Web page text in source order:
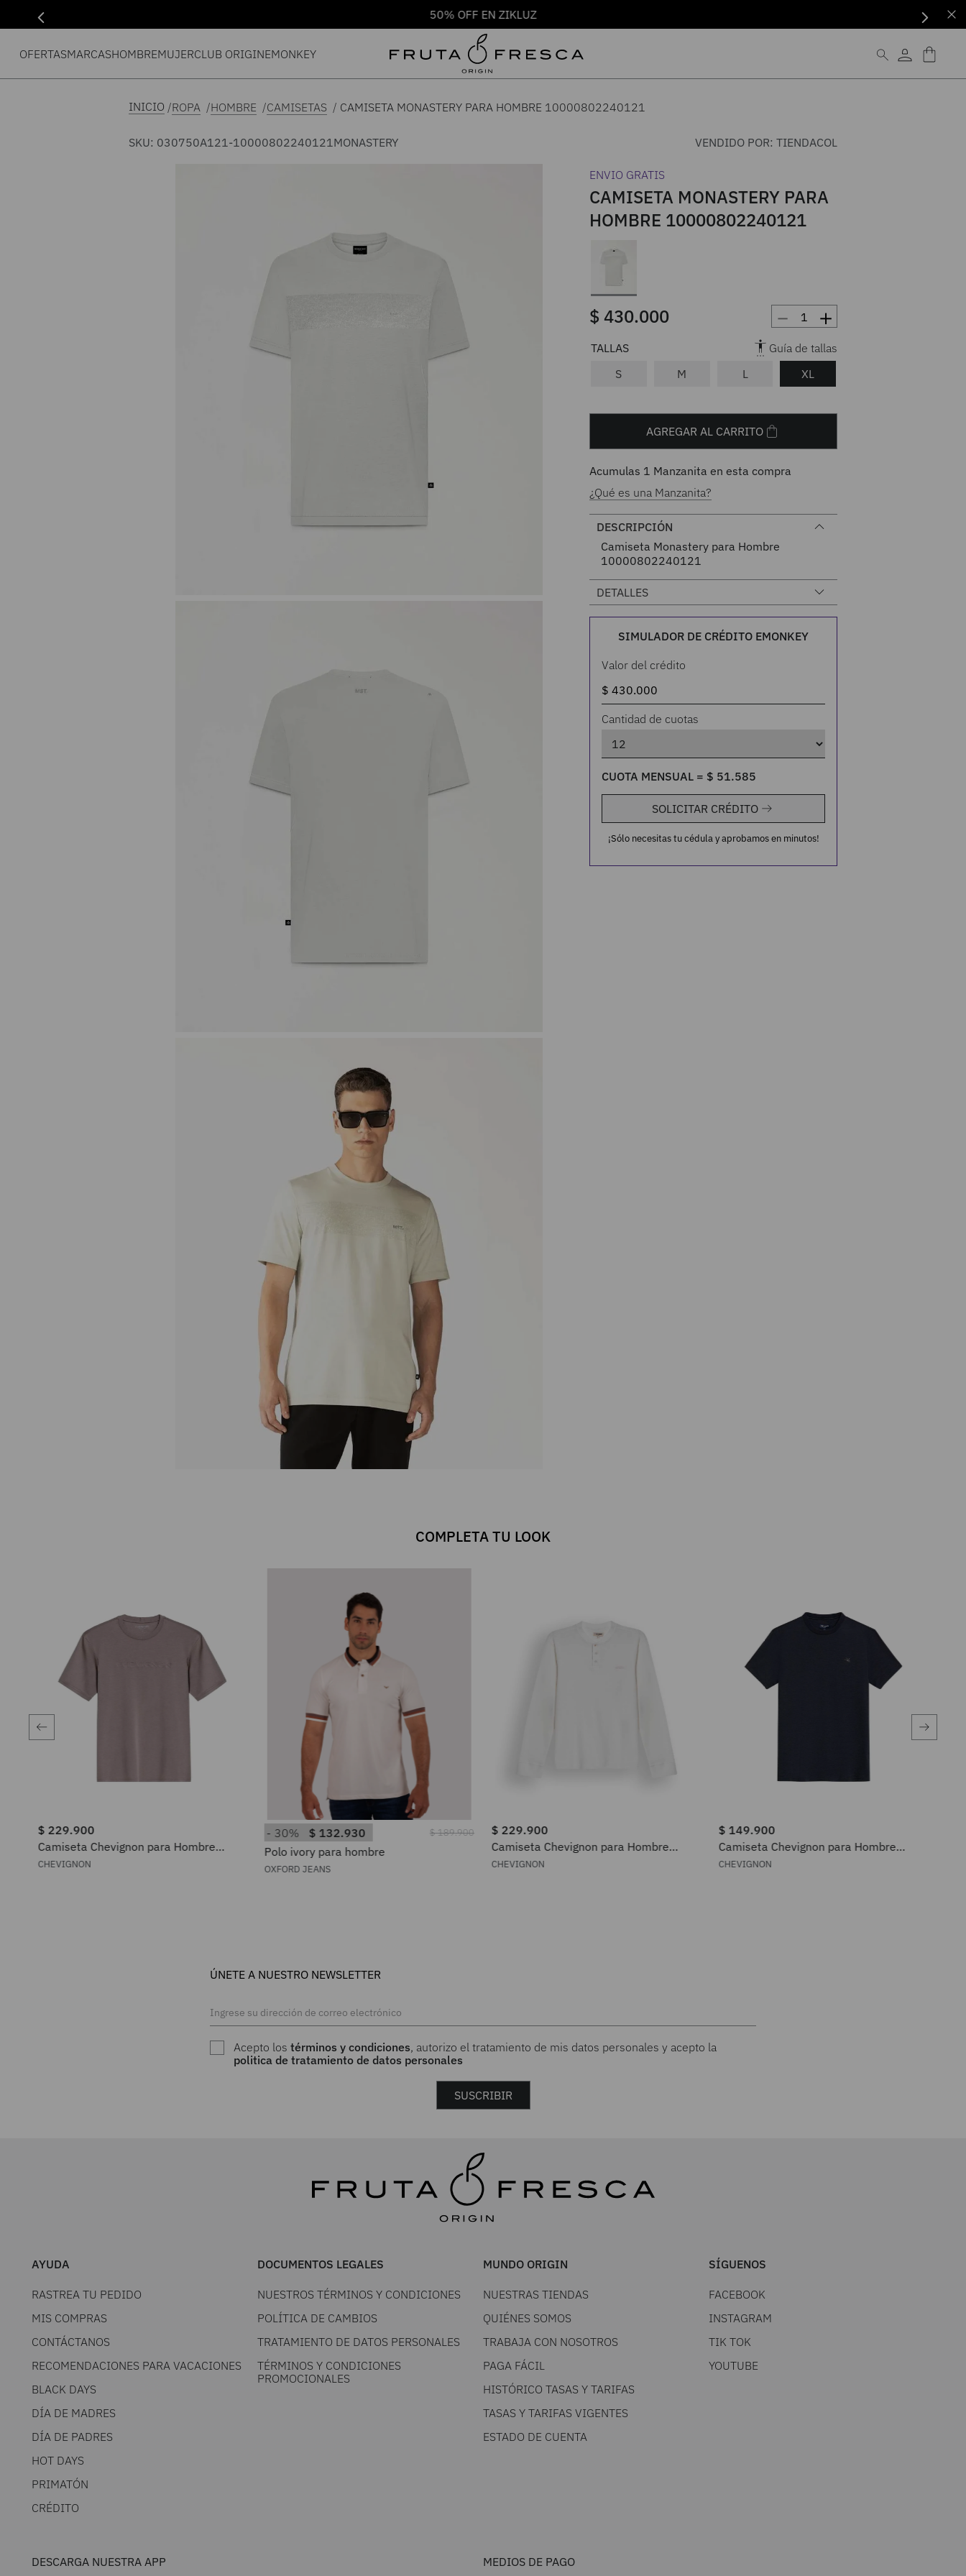
50% OFF EN ZIKLUZ
OFERTASMARCASHOMBREMUJERCLUB ORIGINEMONKEY
ROPA HOMBRE CAMISETAS CAMISETA MONASTERY PARA HOMBRE 10000802240121
SKU: 030750A121-10000802240121MONASTERY VENDIDO POR:TIENDACOL
ENVIO GRATIS
CAMISETA MONASTERY PARA
HOMBRE 10000802240121
$ 430.000 ＋
－
L
M
S XL
Guía de tallas
AGREGAR AL CARRITO
Acumulas 1 Manzanita en esta compra
¿Qué es una Manzanita?
DESCRIPCIÓN
Camiseta Monastery para Hombre
10000802240121
DETALLES
SIMULADOR DE CRÉDITO EMONKEY
Valor del crédito
Cantidad de cuotas
CUOTA MENSUAL = $ 51.585
SOLICITAR CRÉDITO
¡Sólo necesitas tu cédula y aprobamos en minutos!
COMPLETA TU LOOK
$ 229.900
Camiseta Chevignon para Hombre
642H024
CHEVIGNON
30% $ 132.930 $189.900
Polo ivory para hombre
OXFORD JEANS
$ 229.900
Camiseta Chevignon para Hombre
641H019
CHEVIGNON
$ 149.900
Camiseta Chevignon para Hombre
641H040
CHEVIGNON
ÚNETE A NUESTRO NEWSLETTER
Acepto lostérminos y condiciones, autorizo el tratamiento de mis datos personales y acepto la
politica de tratamiento de datos personales
SUSCRIBIR
AYUDA
RASTREA TU PEDIDO
MIS COMPRAS
CONTÁCTANOS
RECOMENDACIONES PARA VACACIONES
BLACK DAYS
DÍA DE MADRES
DÍA DE PADRES
HOT DAYS
PRIMATÓN
CRÉDITO
DOCUMENTOS LEGALES
NUESTROS TÉRMINOS Y CONDICIONES
POLÍTICA DE CAMBIOS
TRATAMIENTO DE DATOS PERSONALES
TÉRMINOS Y CONDICIONES
PROMOCIONALES
MUNDO ORIGIN
NUESTRAS TIENDAS
QUIÉNES SOMOS
TRABAJA CON NOSOTROS
PAGA FÁCIL
HISTÓRICO TASAS Y TARIFAS
TASAS Y TARIFAS VIGENTES
ESTADO DE CUENTA
SÍGUENOS
FACEBOOK
INSTAGRAM
TIK TOK
YOUTUBE
DESCARGA NUESTRA APP MEDIOS DE PAGO